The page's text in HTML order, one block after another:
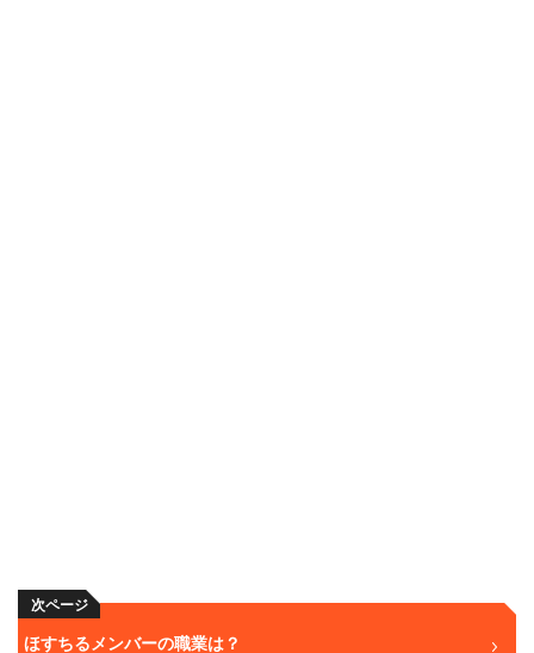
次ページ
ほすちるメンバーの職業は？